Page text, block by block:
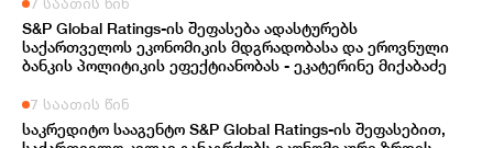
ცინცაძე
7 საათის წინ
S&P Global Ratings-ის შეფასება ადასტურებს
საქართველოს ეკონომიკის მდგრადობასა და ეროვნული
ბანკის პოლიტიკის ეფექტიანობას - ეკატერინე მიქაბაძე
7 საათის წინ
საკრედიტო სააგენტო S&P Global Ratings-ის შეფასებით,